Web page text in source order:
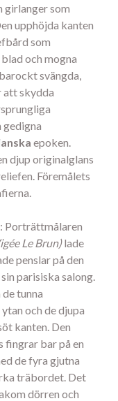
girlanger som
upphöjda kanten
som
och mogna
svängda,
att skydda
gedigna
epoken.
djup originalglans
Föremålets
Porträttmålaren
Le Brun)lade
penslar på den
parisiska salong.
tunna
och de djupa
kanten. Den
fingrar bar på en
de fyra gjutna
träbordet. Det
dörren och